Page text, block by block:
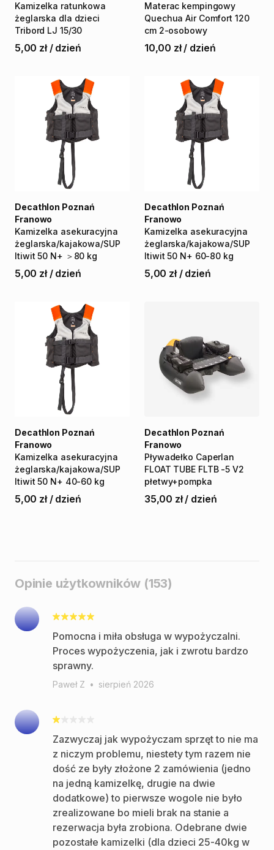
Kamizelka ratunkowa
żeglarska dla dzieci
Tribord LJ 15​/​30
5,00 zł / dzień
Materac kempingowy
Quechua Air Comfort 120
cm 2-osobowy
10,00 zł / dzień
Kamizelka asekuracyjna
żeglarska​/​kajakowa​/​SUP
Itiwit 50 N+ ＞80 kg
Decathlon Poznań
Franowo
5,00 zł / dzień
Kamizelka asekuracyjna
żeglarska​/​kajakowa​/​SUP
Itiwit 50 N+ 60-80 kg
Decathlon Poznań
Franowo
5,00 zł / dzień
Kamizelka asekuracyjna
żeglarska​/​kajakowa​/​SUP
Itiwit 50 N+ 40-60 kg
Decathlon Poznań
Franowo
5,00 zł / dzień
Pływadełko Caperlan
FLOAT TUBE FLTB -5 V2
płetwy+pompka
Decathlon Poznań
Franowo
35,00 zł / dzień
Opinie użytkowników (153)
Pomocna i miła obsługa w wypożyczalni.
Proces wypożyczenia, jak i zwrotu bardzo
sprawny.
Paweł Z • sierpień 2026
Zazwyczaj jak wypożyczam sprzęt to nie ma
z niczym problemu, niestety tym razem nie
dość ze były złożone 2 zamówienia (jedno
na jedną kamizelkę, drugie na dwie
dodatkowe) to pierwsze wogole nie było
zrealizowane bo mieli brak na stanie a
rezerwacja była zrobiona. Odebrane dwie
pozostałe kamizelki (dla dzieci 25-40kg w